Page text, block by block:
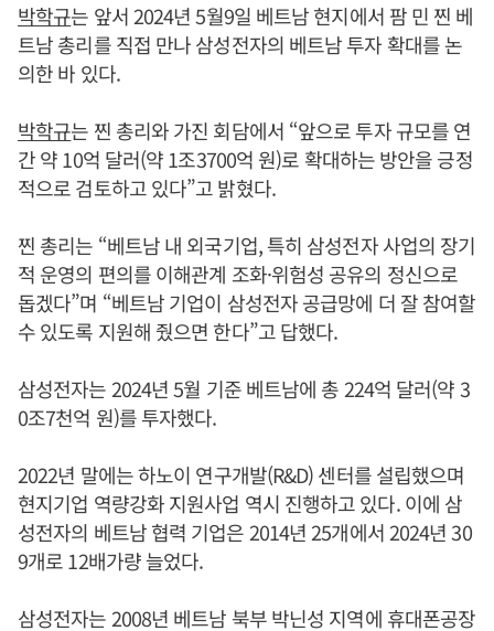
박학규는 앞서 2024년 5월9일 베트남 현지에서 팜 민 찐 베
트남 총리를 직접 만나 삼성전자의 베트남 투자 확대를 논
의한 바 있다.
박학규는 찐 총리와 가진 회담에서 “앞으로 투자 규모를 연
간 약 10억 달러(약 1조3700억 원)로 확대하는 방안을 긍정
적으로 검토하고 있다”고 밝혔다.
찐 총리는 “베트남 내 외국기업, 특히 삼성전자 사업의 장기
적 운영의 편의를 이해관계 조화·위험성 공유의 정신으로
돕겠다”며 “베트남 기업이 삼성전자 공급망에 더 잘 참여할
수 있도록 지원해 줬으면 한다”고 답했다.
삼성전자는 2024년 5월 기준 베트남에 총 224억 달러(약 3
0조7천억 원)를 투자했다.
2022년 말에는 하노이 연구개발(R&D) 센터를 설립했으며
현지기업 역량강화 지원사업 역시 진행하고 있다. 이에 삼
성전자의 베트남 협력 기업은 2014년 25개에서 2024년 30
9개로 12배가량 늘었다.
삼성전자는 2008년 베트남 북부 박닌성 지역에 휴대폰공장